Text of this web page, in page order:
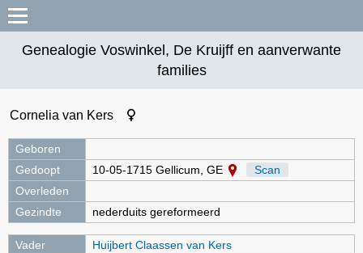
Genealogie Voswinkel, De Kruijff en aanverwante
families
Cornelia van Kers
Geboren
Gedoopt
10-05-1715 Gellicum, GE
Scan
Overleden
Gezindte
nederduits gereformeerd
Vader
Huijbert Claassen van Kers